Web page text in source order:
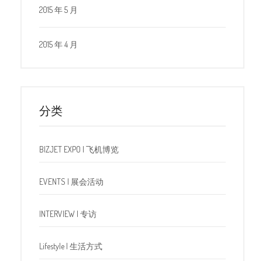
2015 年 5 月
2015 年 4 月
分类
BIZJET EXPO | 飞机博览
EVENTS | 展会活动
INTERVIEW | 专访
Lifestyle | 生活方式